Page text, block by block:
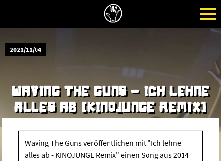
2021/11/04
WAVING THE GUNS - ICH LEHNE
ALLES AB (KINOJUNGE REMIX)
Waving The Guns veröffentlichen mit "Ich lehne
alles ab - KINOJUNGE Remix" einen Song aus 2014